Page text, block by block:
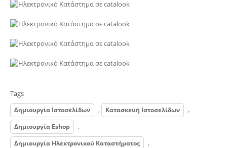
Tags
Δημιουργία Ιστοσελίδων , Κατασκευή Ιστοσελίδων ,
Δημιουργία Eshop ,
Δημιουργία Ηλεκτρονικού Καταστήματος ,